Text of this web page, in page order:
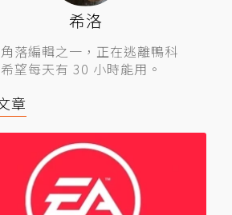
希洛
落編輯之一，正在逃離鴨科
望每天有 30 小時能用。
章